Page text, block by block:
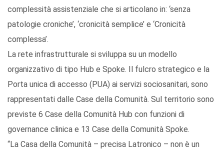
complessità assistenziale che si articolano in: ‘senza
patologie croniche’, ‘cronicità semplice’ e ‘Cronicità
complessa’.
La rete infrastrutturale si sviluppa su un modello
organizzativo di tipo Hub e Spoke. Il fulcro strategico e la
Porta unica di accesso (PUA) ai servizi sociosanitari, sono
rappresentati dalle Case della Comunità. Sul territorio sono
previste 6 Case della Comunità Hub con funzioni di
governance clinica e 13 Case della Comunità Spoke.
“La Casa della Comunità – precisa Latronico – non è un